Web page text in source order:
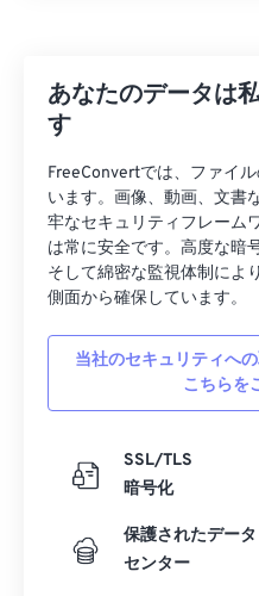
あなたのデータは
す
FreeConvertでは、ファイ
います。画像、動画、文書
牢なセキュリティフレーム
は常に安全です。高度な暗
そして綿密な監視体制によ
側面から確保しています。
当社のセキュリティへ
こちらを
SSL/TLS
暗号化
保護されたデータ
センター